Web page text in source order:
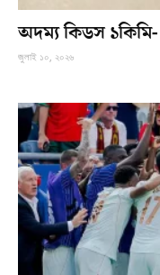
অদম্য কিডস
জুলাই ১০, ২০২৬